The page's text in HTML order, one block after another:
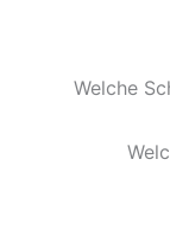
Welche